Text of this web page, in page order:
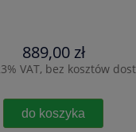
889,00 zł
VAT, bez kosztów
do koszyka